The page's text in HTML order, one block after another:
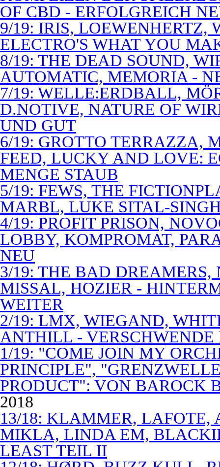
OF CBD - ERFOLGREICH
9/19: IRIS, LOEWENHERTZ,
ELECTRO'S WHAT YOU
8/19: THE DEAD SOUND,
AUTOMATIC, MEMORIA -
7/19: WELLE:ERDBALL,
D.NOTIVE, NATURE OF
UND GUT
6/19: GROTTO TERRAZZA,
FEED, LUCKY AND LOVE:
MENGE STAUB
5/19: FEWS, THE
MARBL, LUKE SITAL-
4/19: PROFIT PRISON,
LOBBY, KOMPROMAT,
NEU
3/19: THE BAD
MISSAL, HOZIER -
WEITER
2/19: LMX, WIEGAND,
ANTHILL -
1/19: "COME JOIN MY
PRINCIPLE",
PRODUCT": VON BAROCK
2018
13/18: KLAMMER,
MIKLA, LINDA EM,
LEAST TEIL II